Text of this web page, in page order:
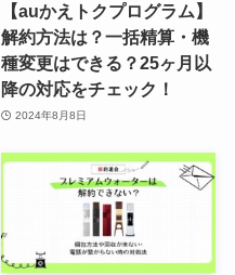
【auかえトクプログラム】
解約方法は？一括精算・機
種変更はできる？25ヶ月以
降の対応をチェック！
2024年8月8日